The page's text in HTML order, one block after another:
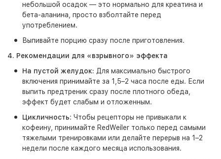
небольшой осадок — это нормально для креатина и
бета-аланина, просто взболтайте перед
употреблением.
Выпивайте порцию сразу после приготовления.
4. Рекомендации для «взрывного» эффекта
На пустой желудок: Для максимально быстрого
включения принимайте за 1,5–2 часа после еды. Если
выпить предтреник сразу после плотного обеда,
эффект будет слабым и отложенным.
Цикличность: Чтобы рецепторы не привыкали к
кофеину, принимайте RedWeiler только перед самыми
тяжелыми тренировками или делайте перерыв на 1–2
недели после каждого месяца использования.